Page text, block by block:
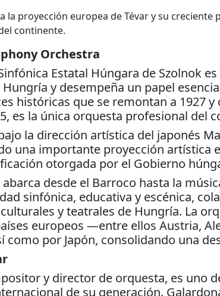
la proyección europea de Tévar y su
continente.
Orchestra
Estatal Húngara de Szolnok
y desempeña un papel
históricas que se remontan a 1927
es la única orquesta profesional del
la dirección artística del japonés
una importante proyección artística
otorgada por el Gobierno
desde el Barroco hasta la
sinfónica, educativa y escénica,
y teatrales de Hungría. La
europeos —entre ellos Austria,
por Japón, consolidando una
y director de orquesta, es uno
de su generación.